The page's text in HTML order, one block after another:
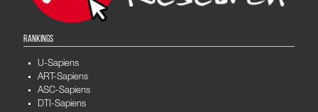
RANKINGS
U-Sapiens
ART-Sapiens
ASC-Sapiens
DTI-Sapiens